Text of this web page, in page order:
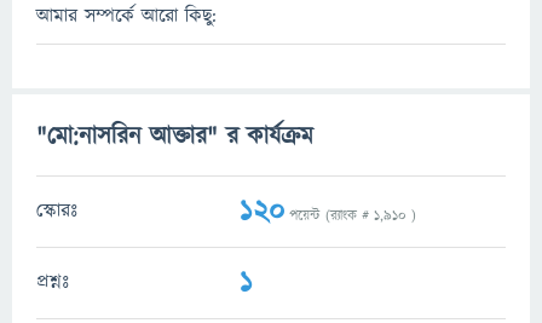
আমার সম্পর্কে আরো কিছু:
"মো:নাসরিন আক্তার" র কার্যক্রম
স্কোরঃ 120 পয়েন্ট (র‌্যাংক # 1,910 )
প্রশ্নঃ 1